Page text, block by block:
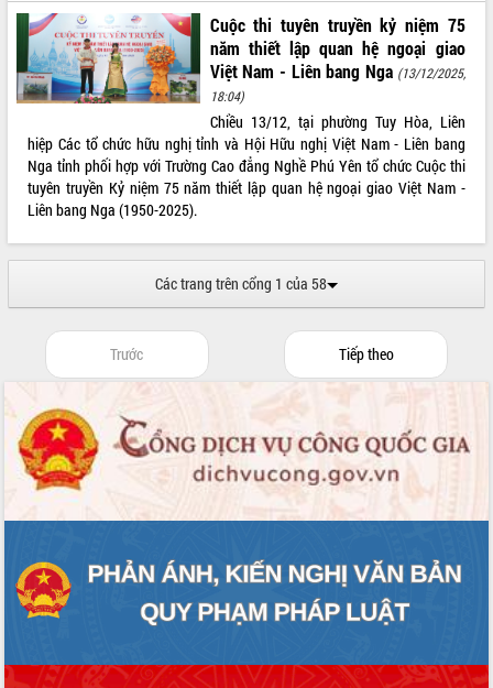
Bàn giải pháp tháo gỡ khó khăn trong
xuất khẩu sầu riêng và triển khai quy
định EUDR
Thứ trưởng Bộ Nông nghiệp và Môi
trường Nguyễn Hoàng Hiệp khảo sát
vùng trồng và doanh nghiệp đóng gói
sầu riêng tại Đắk Lắk
Trình diễn nghệ thuật chế biến các
món ăn từ sầu riêng
tiến đầu tư tỉnh
Ngành cá ngừ Đắk Lắk chủ động thích
ứng để giữ vững thị trường xuất khẩu
Diễn đàn Kinh tế tư nhân Việt Nam đột
phá cơ chế - Hợp tác công tư
Đề án 06 tạo bước ngoặt đột phá trong
Kết nối tour, đẩy mạnh chuyển đổi số
để phát triển du lịch Đắk Lắk
Khởi động Dự án Đầu tư xây dựng hạ
tầng kỹ thuật Cụm công nghiệp Tân
Tiến
niệm 101 năm Ngày Báo chí Cách
mạng Việt Nam
Đắk Lắk sơ kết 4 năm triển khai thực
Họp báo thông tin về Hội nghị Công bố
Tất cả: 66039596
Cuộc thi tuyên truyền kỷ niệm 75
năm thiết lập quan hệ ngoại giao
Việt Nam - Liên bang Nga (13/12/2025,
18:04)
Chiều 13/12, tại phường Tuy Hòa, Liên
hiệp Các tổ chức hữu nghị tỉnh và Hội Hữu nghị Việt Nam - Liên bang
Nga tỉnh phối hợp với Trường Cao đẳng Nghề Phú Yên tổ chức Cuộc thi
tuyên truyền Kỷ niệm 75 năm thiết lập quan hệ ngoại giao Việt Nam -
Liên bang Nga (1950-2025).
Các trang trên cổng 1 của 58
Trước Tiếp theo